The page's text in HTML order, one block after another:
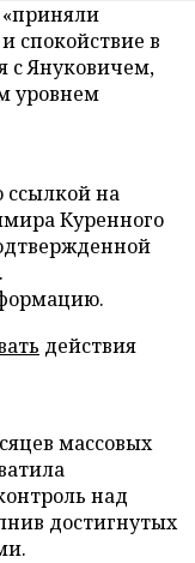
«приняли
спокойствие в
с Януковичем,
уровнем
на
Куренного
действия
массовых
над
достигнутых